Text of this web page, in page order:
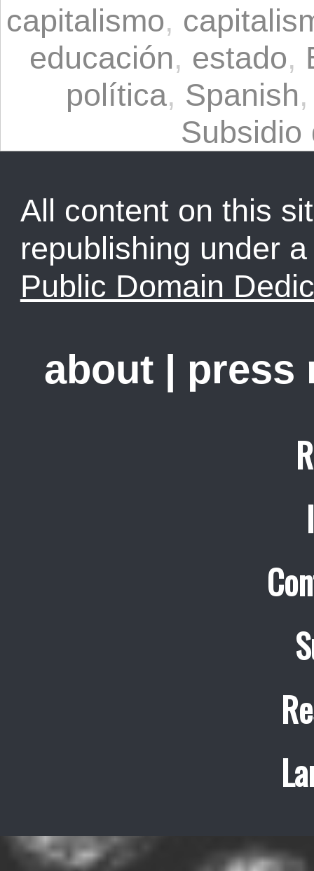
capitalismo,
educación, estado,
política, Spanish
Subsidio
All content on this
republishing under
Public Domain
about press